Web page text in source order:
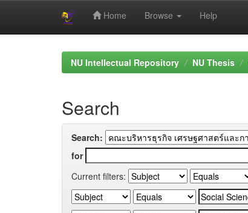
Home Browse Help
NU Intellectual Repository NU Thesis
Search
Search:
for
Current filters: